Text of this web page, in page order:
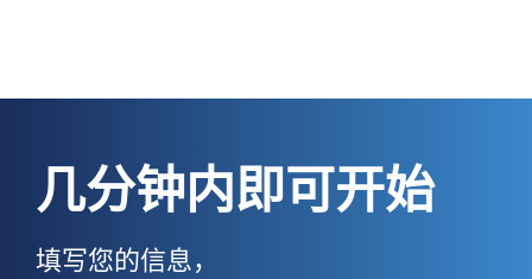
几分钟内即可开始
填写您的信息，